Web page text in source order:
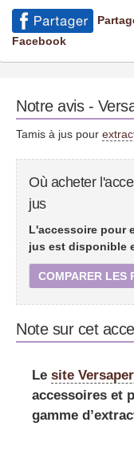
Facebook
Notre avis -
Tamis à jus pour
Où acheter
jus
L'accessoire pour
jus est disponible
COMPARER LES
Note sur cet
Le site
accessoires et
gamme